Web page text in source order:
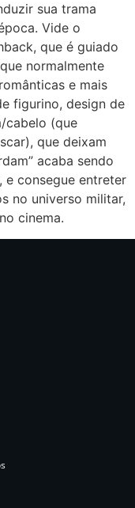
sua trama
Vide o
que é guiado
normalmente
e mais
figurino, design de
cabelo (que
que deixam
acaba sendo
e consegue entreter
no universo militar,
cinema.